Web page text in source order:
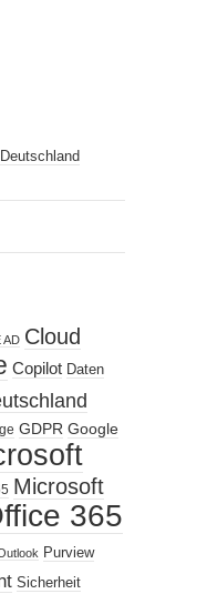
AD Cloud
Copilot Daten
GDPR Google
Microsoft
365
Purview
Sicherheit